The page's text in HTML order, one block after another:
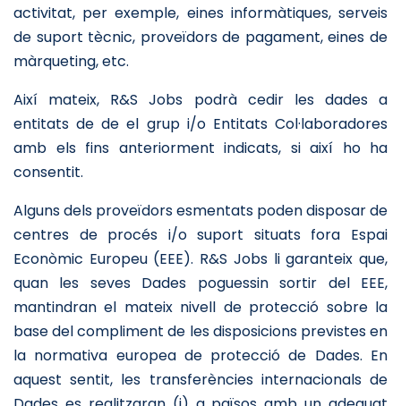
activitat, per exemple, eines informàtiques, serveis
de suport tècnic, proveïdors de pagament, eines de
màrqueting, etc.
Així mateix, R&S Jobs podrà cedir les dades a
entitats de de el grup i/o Entitats Col·laboradores
amb els fins anteriorment indicats, si així ho ha
consentit.
Alguns dels proveïdors esmentats poden disposar de
centres de procés i/o suport situats fora Espai
Econòmic Europeu (EEE). R&S Jobs li garanteix que,
quan les seves Dades poguessin sortir del EEE,
mantindran el mateix nivell de protecció sobre la
base del compliment de les disposicions previstes en
la normativa europea de protecció de Dades. En
aquest sentit, les transferències internacionals de